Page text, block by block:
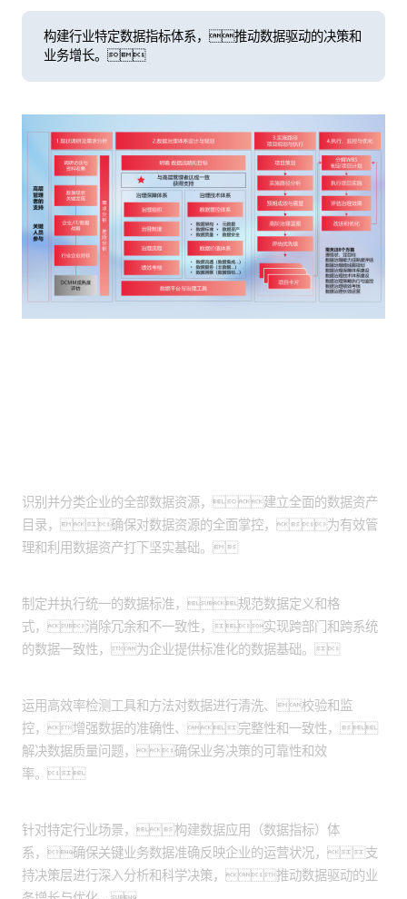
构建行业特定数据指标体系，推动数据驱动的决策和
业务增长。
识别并分类企业的全部数据资源，建立全面的数据资产
目录，确保对数据资源的全面掌控，为有效管
理和利用数据资产打下坚实基础。
制定并执行统一的数据标准，规范数据定义和格
式，消除冗余和不一致性，实现跨部门和跨系统
的数据一致性，为企业提供标准化的数据基础。
运用高效率检测工具和方法对数据进行清洗、校验和监
控，增强数据的准确性、完整性和一致性，
解决数据质量问题，确保业务决策的可靠性和效
率。
针对特定行业场景，构建数据应用（数据指标）体
系，确保关键业务数据准确反映企业的运营状况，支
持决策层进行深入分析和科学决策，推动数据驱动的业